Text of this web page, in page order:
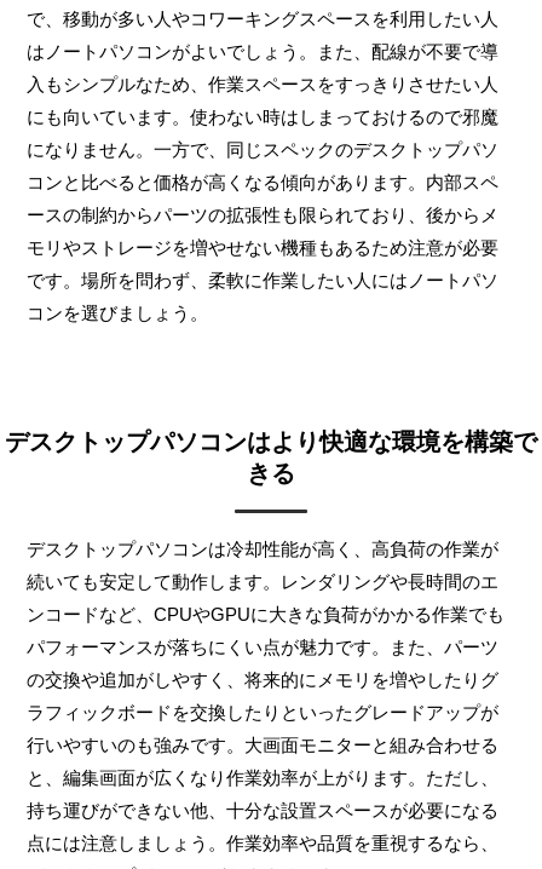
で、移動が多い人やコワーキングスペースを利用したい人
はノートパソコンがよいでしょう。また、配線が不要で導
入もシンプルなため、作業スペースをすっきりさせたい人
にも向いています。使わない時はしまっておけるので邪魔
になりません。一方で、同じスペックのデスクトップパソ
コンと比べると価格が高くなる傾向があります。内部スペ
ースの制約からパーツの拡張性も限られており、後からメ
モリやストレージを増やせない機種もあるため注意が必要
です。場所を問わず、柔軟に作業したい人にはノートパソ
コンを選びましょう。
デスクトップパソコンはより快適な環境を構築で
きる
デスクトップパソコンは冷却性能が高く、高負荷の作業が
続いても安定して動作します。レンダリングや長時間のエ
ンコードなど、CPUやGPUに大きな負荷がかかる作業でも
パフォーマンスが落ちにくい点が魅力です。また、パーツ
の交換や追加がしやすく、将来的にメモリを増やしたりグ
ラフィックボードを交換したりといったグレードアップが
行いやすいのも強みです。大画面モニターと組み合わせる
と、編集画面が広くなり作業効率が上がります。ただし、
持ち運びができない他、十分な設置スペースが必要になる
点には注意しましょう。作業効率や品質を重視するなら、